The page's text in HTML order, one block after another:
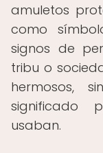
amuletos
como
signos de
tribu o
hermosos,
significado
usaban.